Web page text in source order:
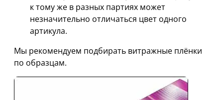
к тому же в разных партиях может
незначительно отличаться цвет одного
артикула.
Мы рекомендуем подбирать витражные плёнки
по образцам.